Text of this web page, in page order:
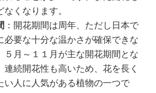
なくなります。
：開花期間は周年、ただし日本で
必要な十分な温かさが確保できな
５月～１１月が主な開花期間とな
連続開花性も高いため、花を長く
い人に人気がある植物の一つで